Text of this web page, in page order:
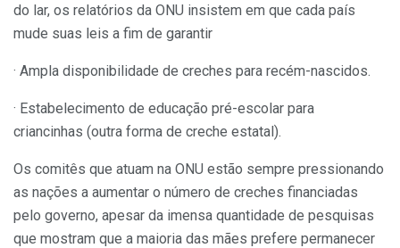
do lar, os relatórios da ONU insistem em que cada país
mude suas leis a fim de garantir
· Ampla disponibilidade de creches para recém-nascidos.
· Estabelecimento de educação pré-escolar para
criancinhas (outra forma de creche estatal).
Os comitês que atuam na ONU estão sempre pressionando
as nações a aumentar o número de creches financiadas
pelo governo, apesar da imensa quantidade de pesquisas
que mostram que a maioria das mães prefere permanecer